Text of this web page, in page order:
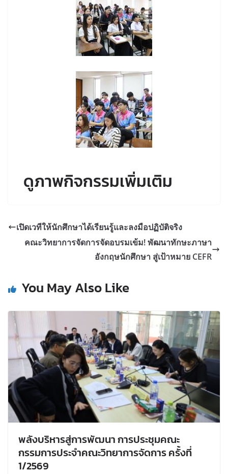
ดูภาพกิจกรรมเพิ่มเติม
เปิดเวทีให้นักศึกษาได้เรียนรู้และลงมือปฏิบัติจริง
คณะวิทยาการจัดการจัดอบรมเข้ม! พัฒนาทักษะภาษา
อังกฤษนักศึกษา สู่เป้าหมาย CEFR
You May Also Like
พลังบริหารสู่การพัฒนา การประชุมคณะ
กรรมการประจำคณะวิทยาการจัดการ ครั้งที่
1/2569